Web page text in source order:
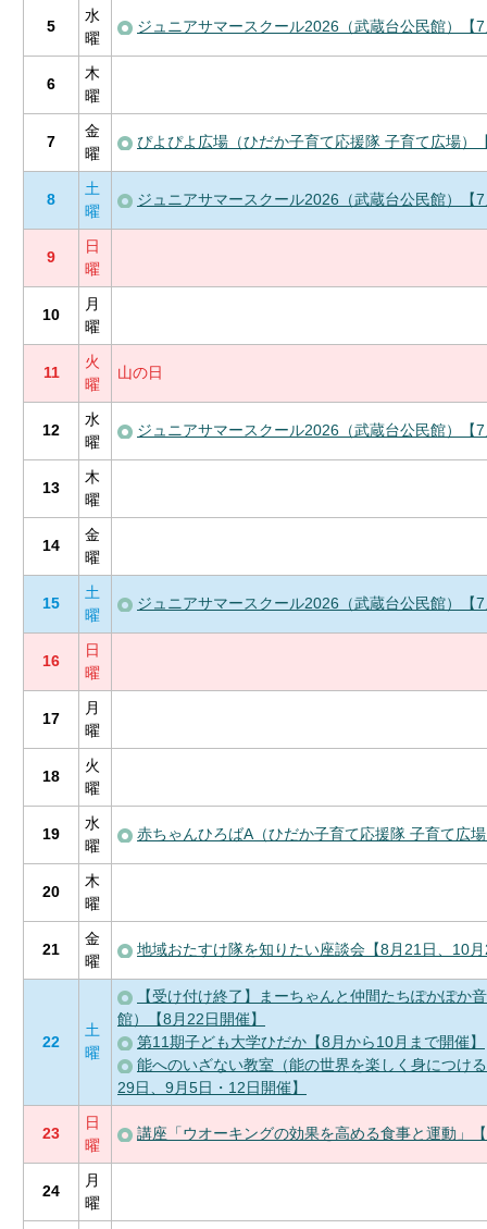
5
水
曜
ジュニアサマースクール2026（武蔵台公民館）【
6
木
曜
7
金
曜
ぴよぴよ広場（ひだか子育て応援隊 子育て広場）
8
土
曜
ジュニアサマースクール2026（武蔵台公民館）【
9
日
曜
10
月
曜
11
火
曜
山の日
12
水
曜
ジュニアサマースクール2026（武蔵台公民館）【
13
木
曜
14
金
曜
15
土
曜
ジュニアサマースクール2026（武蔵台公民館）【
16
日
曜
17
月
曜
18
火
曜
19
水
曜
赤ちゃんひろばA（ひだか子育て応援隊 子育て広
20
木
曜
21
金
曜
地域おたすけ隊を知りたい座談会【8月21日、10
22
土
曜
【受け付け終了】まーちゃんと仲間たちぽかぽか
館）【8月22日開催】
第11期子ども大学ひだか【8月から10月まで開催】
能へのいざない教室（能の世界を楽しく身につけ
29日、9月5日・12日開催】
23
日
曜
講座「ウオーキングの効果を高める食事と運動」
24
月
曜